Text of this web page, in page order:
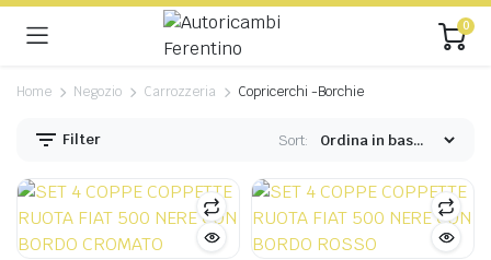
0
Home Negozio Carrozzeria Copricerchi -Borchie
Filter Sort: